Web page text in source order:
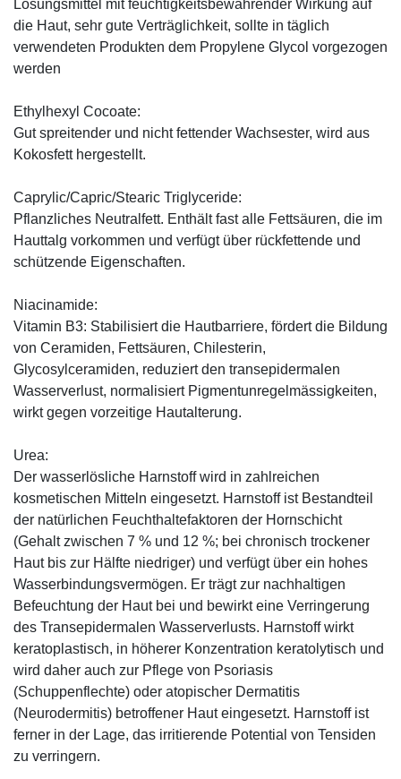
Lösungsmittel mit feuchtigkeitsbewahrender Wirkung auf
die Haut, sehr gute Verträglichkeit, sollte in täglich
verwendeten Produkten dem Propylene Glycol vorgezogen
werden
Ethylhexyl Cocoate:
Gut spreitender und nicht fettender Wachsester, wird aus
Kokosfett hergestellt.
Caprylic/Capric/Stearic Triglyceride:
Pflanzliches Neutralfett. Enthält fast alle Fettsäuren, die im
Hauttalg vorkommen und verfügt über rückfettende und
schützende Eigenschaften.
Niacinamide:
Vitamin B3: Stabilisiert die Hautbarriere, fördert die Bildung
von Ceramiden, Fettsäuren, Chilesterin,
Glycosylceramiden, reduziert den transepidermalen
Wasserverlust, normalisiert Pigmentunregelmässigkeiten,
wirkt gegen vorzeitige Hautalterung.
Urea:
Der wasserlösliche Harnstoff wird in zahlreichen
kosmetischen Mitteln eingesetzt. Harnstoff ist Bestandteil
der natürlichen Feuchthaltefaktoren der Hornschicht
(Gehalt zwischen 7 % und 12 %; bei chronisch trockener
Haut bis zur Hälfte niedriger) und verfügt über ein hohes
Wasserbindungsvermögen. Er trägt zur nachhaltigen
Befeuchtung der Haut bei und bewirkt eine Verringerung
des Transepidermalen Wasserverlusts. Harnstoff wirkt
keratoplastisch, in höherer Konzentration keratolytisch und
wird daher auch zur Pflege von Psoriasis
(Schuppenflechte) oder atopischer Dermatitis
(Neurodermitis) betroffener Haut eingesetzt. Harnstoff ist
ferner in der Lage, das irritierende Potential von Tensiden
zu verringern.